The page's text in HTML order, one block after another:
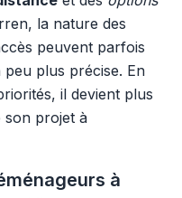
la nature des
peuvent parfois
plus précise. En
il devient plus
son projet à
à